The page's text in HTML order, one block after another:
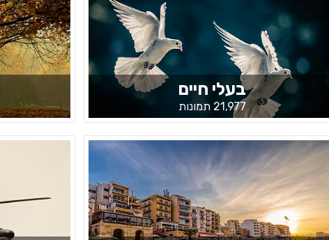
בעלי חיים
21,977 תמונות